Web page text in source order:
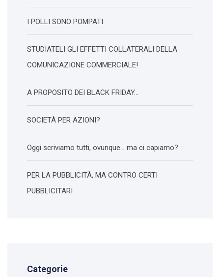
I POLLI SONO POMPATI
STUDIATELI GLI EFFETTI COLLATERALI DELLA
COMUNICAZIONE COMMERCIALE!
A PROPOSITO DEI BLACK FRIDAY…
SOCIETÀ PER AZIONI?
Oggi scriviamo tutti, ovunque… ma ci capiamo?
PER LA PUBBLICITÀ, MA CONTRO CERTI
PUBBLICITARI
Categorie